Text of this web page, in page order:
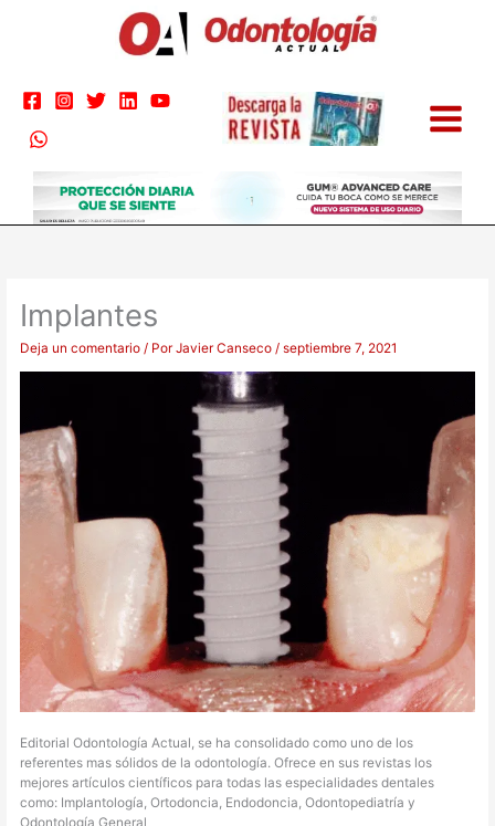
Implantes
Deja un comentario / PorJavier Canseco/septiembre 7, 2021
Editorial Odontología Actual, se ha consolidado como uno de los
referentes mas sólidos de la odontología. Ofrece en sus revistas los
mejores artículos científicos para todas las especialidades dentales
como: Implantología, Ortodoncia, Endodoncia, Odontopediatría y